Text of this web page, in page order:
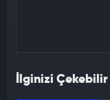
İlginizi Çekebilir